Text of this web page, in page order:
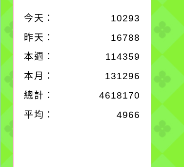
作者：網路小語
在實現理想的路途中，
必須排除一切干擾，特
別是要看清那些美麗的
今天： 10293
昨天： 16788
本週：
114359
本月：
131296
總計： 4618170
平均： 4966